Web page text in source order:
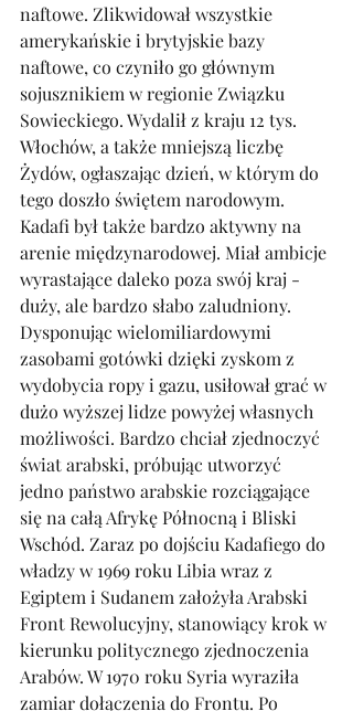
naftowe. Zlikwidował wszystkie
amerykańskie i brytyjskie bazy
naftowe, co czyniło go głównym
sojusznikiem w regionie Związku
Sowieckiego. Wydalił z kraju 12 tys.
Włochów, a także mniejszą liczbę
Żydów, ogłaszając dzień, w którym do
tego doszło świętem narodowym.
Kadafi był także bardzo aktywny na
arenie międzynarodowej. Miał ambicje
wyrastające daleko poza swój kraj -
duży, ale bardzo słabo zaludniony.
Dysponując wielomiliardowymi
zasobami gotówki dzięki zyskom z
wydobycia ropy i gazu, usiłował grać w
dużo wyższej lidze powyżej własnych
możliwości. Bardzo chciał zjednoczyć
świat arabski, próbując utworzyć
jedno państwo arabskie rozciągające
się na całą Afrykę Północną i Bliski
Wschód. Zaraz po dojściu Kadafiego do
władzy w 1969 roku Libia wraz z
Egiptem i Sudanem założyła Arabski
Front Rewolucyjny, stanowiący krok w
kierunku politycznego zjednoczenia
Arabów. W 1970 roku Syria wyraziła
zamiar dołączenia do Frontu. Po